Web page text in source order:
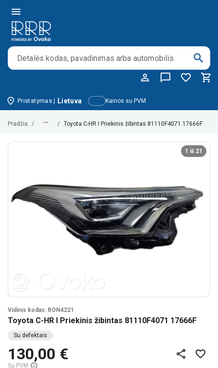
Kainos su PVM
Pristatymas į Lietuva
Pradžia / / Toyota C-HR I Priekinis žibintas 81110F4071 17666F
1 iš 21
Vidinis kodas: RON4221
Toyota C-HR I Priekinis žibintas 81110F4071 17666F
Su defektais
130,00 €
Su PVM